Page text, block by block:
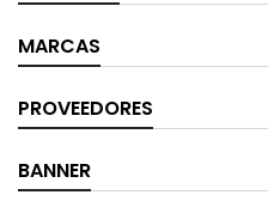
MARCAS
PROVEEDORES
BANNER